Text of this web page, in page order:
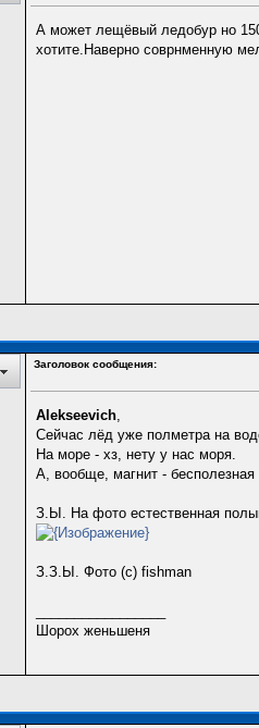
А может лещёвый ледобур но
хотите.Наверно соврнменную
Заголовок сообщения:
Alekseevich,
Сейчас лёд уже полметра на
На море - хз, нету у нас моря.
А, вообще, магнит - бесполезная
З.Ы. На фото естественная
З.З.Ы. Фото (с) fishman
Шорох женьшеня